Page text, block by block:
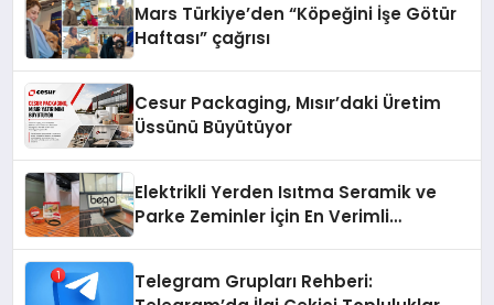
Mars Türkiye’den “Köpeğini İşe Götür
Haftası” çağrısı
Cesur Packaging, Mısır’daki Üretim
Üssünü Büyütüyor
Elektrikli Yerden Isıtma Seramik ve
Parke Zeminler İçin En Verimli
Telegram Grupları Rehberi: